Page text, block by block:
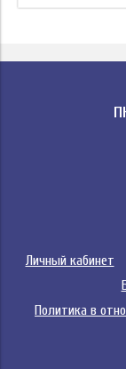
Личный кабинет
Политика в